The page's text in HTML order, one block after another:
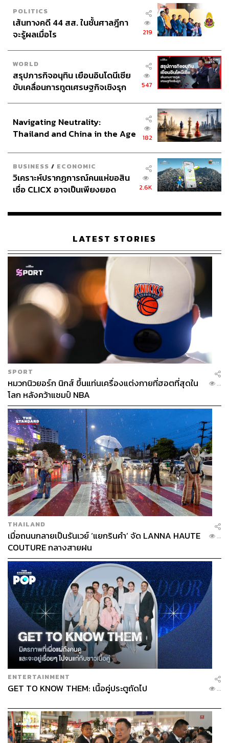
POLITICS
เส้นทางคดี 44 สส. ในชั้นศาลฎีกา
จะรู้ผลเมื่อไร
219
WORLD
สรุปภารกิจอนุทิน เยือนอินโดนีเซีย
ขับเคลื่อนการทูตเศรษฐกิจเชิงรุก
547
Navigating Neutrality:
Thailand and China in the Age
182
BUSINESS / ECONOMIC
วิเคราะห์ปรากฏการณ์คนแห่ขอสิน
เชื่อ CLICX อาจเป็นเพียงยอด
เรือนไทยที่ถูกซุกไว้
2.6K
LATEST STORIES
SPORT
หมวกนิวยอร์ก นิกส์ ขึ้นแท่นเครื่องแต่งกายที่ฮอตที่สุดใน
โลก หลังคว้าแชมป์ NBA
...
THAILAND
เมื่อถนนกลายเป็นรันเวย์ ‘แยกรินคำ’ จัด LANNA HAUTE
COUTURE กลางสายฝน
...
ENTERTAINMENT
GET TO KNOW THEM: เนื้อคู่ประตูถัดไป ...